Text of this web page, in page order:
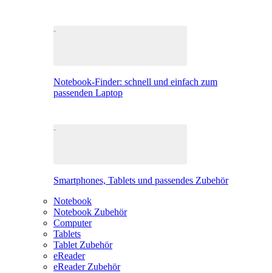
Notebook-Finder: schnell und einfach zum
passenden Laptop
Smartphones, Tablets und passendes Zubehör
Notebook
Notebook Zubehör
Computer
Tablets
Tablet Zubehör
eReader
eReader Zubehör